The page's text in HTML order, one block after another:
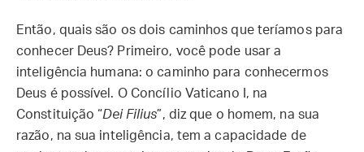
Então, quais são os dois caminhos que teríamos para
conhecer Deus? Primeiro, você pode usar a
inteligência humana: o caminho para conhecermos
Deus é possível. O Concílio Vaticano I, na
Constituição “Dei Filius”, diz que o homem, na sua
razão, na sua inteligência, tem a capacidade de